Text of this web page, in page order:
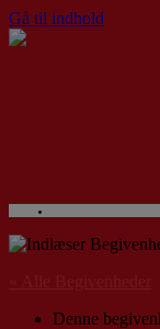
Gå til indhold
Denne